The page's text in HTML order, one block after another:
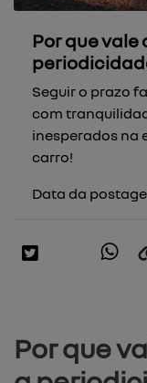
Por que vale
Seguir o prazo
com
inesperados na
carro!
Data da
Por que